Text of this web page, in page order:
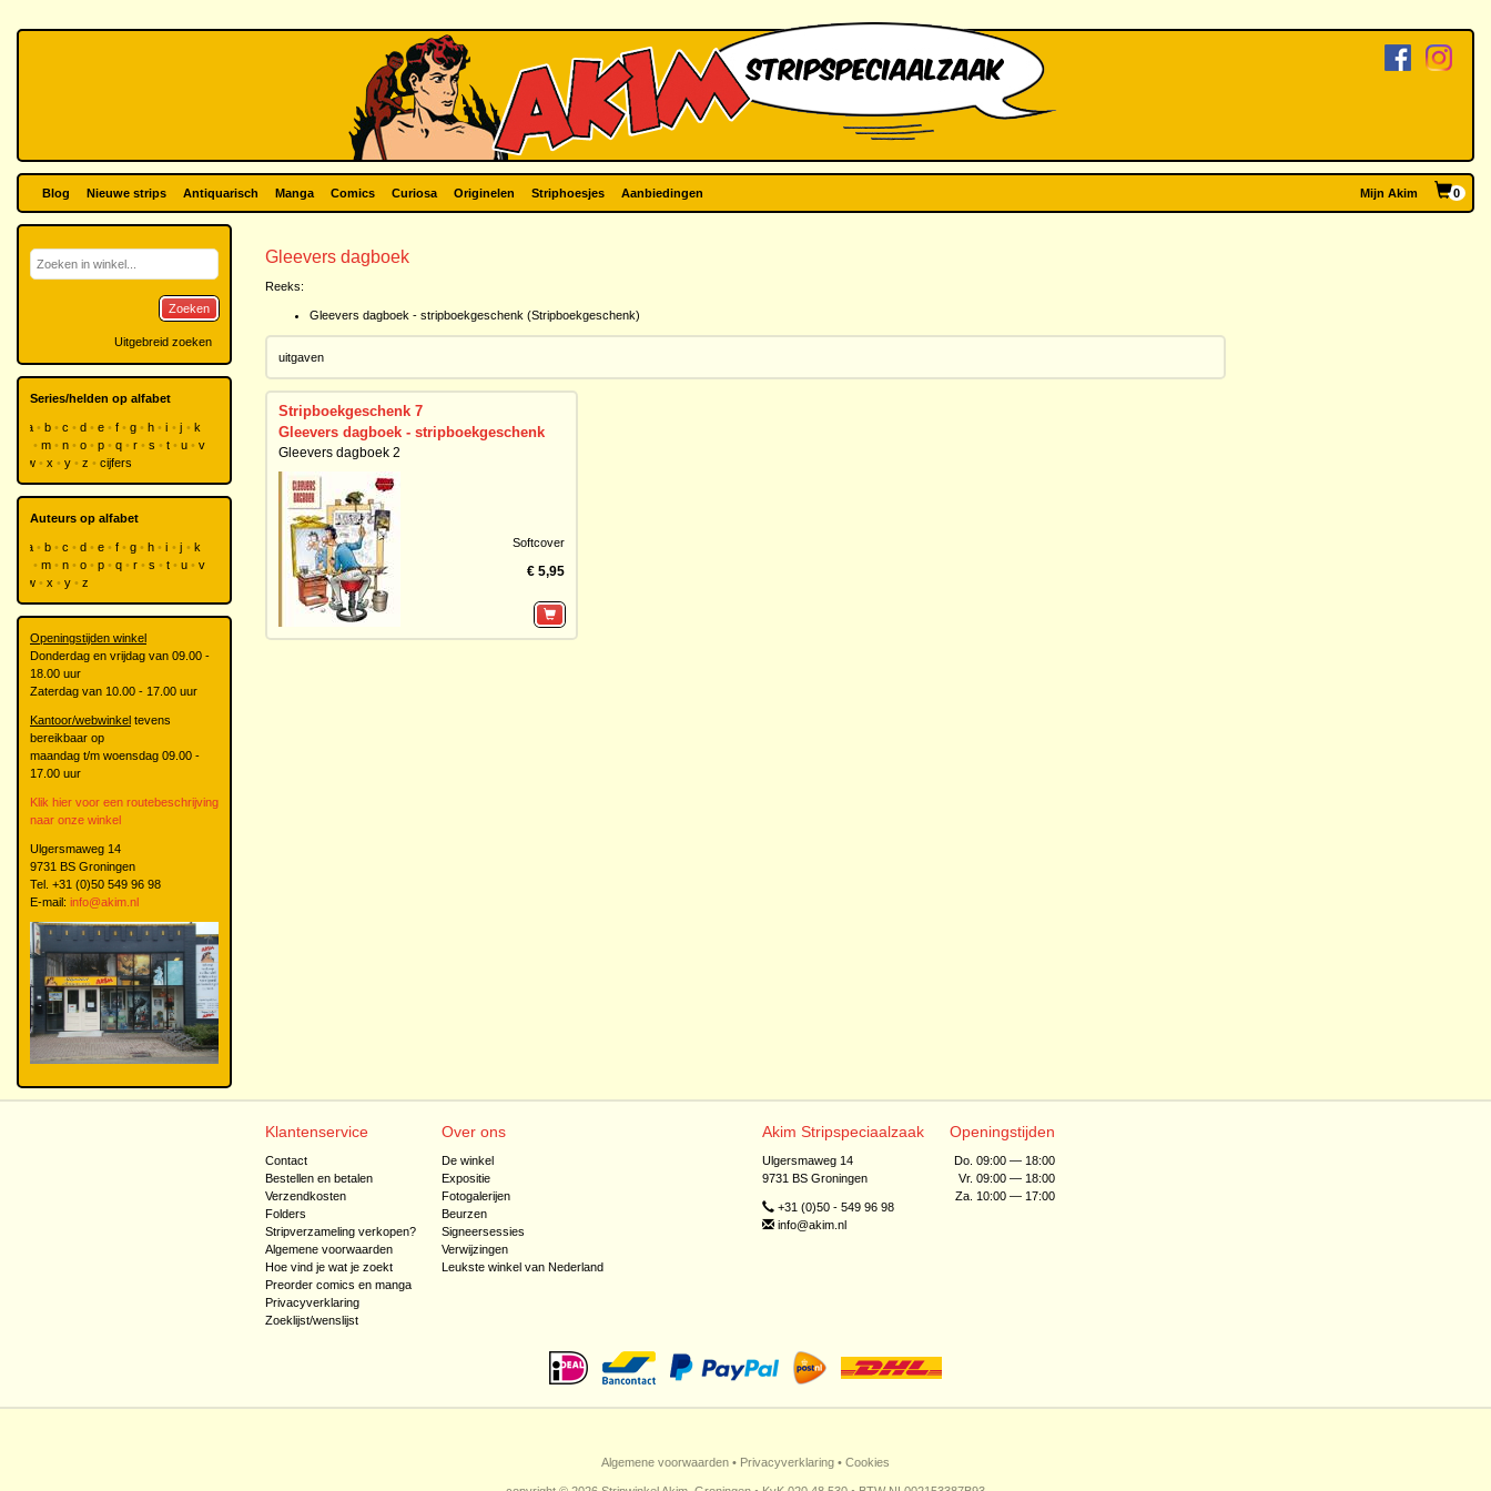
Blog Nieuwe strips Antiquarisch Manga Comics Curiosa Originelen Striphoesjes Aanbiedingen Mijn Akim 0
Gleevers dagboek
Reeks:
Gleevers dagboek - stripboekgeschenk (Stripboekgeschenk)
uitgaven
Stripboekgeschenk 7
Gleevers dagboek - stripboekgeschenk
Gleevers dagboek 2
Softcover
€ 5,95
Zoeken
Uitgebreid zoeken
Series/helden op alfabet
a b c d e f g h i j
k
m n o p q r s t u
v
w
x y z cijfers
Auteurs op alfabet
a b c d e f g h i j
k
m n o p q r s t u
v
w
x y z
Openingstijden winkel
Donderdag en vrijdag van 09.00 -
18.00 uur
Zaterdag van 10.00 - 17.00 uur
Kantoor/webwinkel tevens
bereikbaar op
maandag t/m woensdag 09.00 -
17.00 uur
Klik hier voor een routebeschrijving
naar onze winkel
Ulgersmaweg 14
9731 BS Groningen
Tel. +31 (0)50 549 96 98
E-mail: info@akim.nl
Klantenservice
Contact
Bestellen en betalen
Verzendkosten
Folders
Stripverzameling verkopen?
Algemene voorwaarden
Hoe vind je wat je zoekt
Preorder comics en manga
Privacyverklaring
Zoeklijst/wenslijst
Over ons
De winkel
Expositie
Fotogalerijen
Beurzen
Signeersessies
Verwijzingen
Leukste winkel van Nederland
Akim Stripspeciaalzaak
Ulgersmaweg 14
9731 BS Groningen
+31 (0)50 - 549 96 98
info@akim.nl
Openingstijden
Do. 09:00 — 18:00
Vr. 09:00 — 18:00
Za. 10:00 — 17:00
Algemene voorwaarden • Privacyverklaring • Cookies